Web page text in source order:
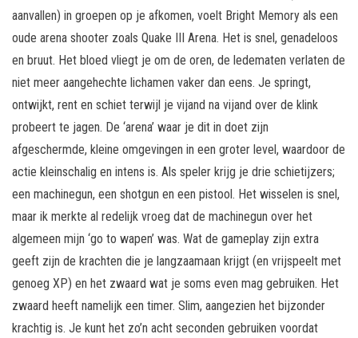
aanvallen) in groepen op je afkomen, voelt Bright Memory als een
oude arena shooter zoals Quake III Arena. Het is snel, genadeloos
en bruut. Het bloed vliegt je om de oren, de ledematen verlaten de
niet meer aangehechte lichamen vaker dan eens. Je springt,
ontwijkt, rent en schiet terwijl je vijand na vijand over de klink
probeert te jagen. De ‘arena’ waar je dit in doet zijn
afgeschermde, kleine omgevingen in een groter level, waardoor de
actie kleinschalig en intens is. Als speler krijg je drie schietijzers;
een machinegun, een shotgun en een pistool. Het wisselen is snel,
maar ik merkte al redelijk vroeg dat de machinegun over het
algemeen mijn ‘go to wapen’ was. Wat de gameplay zijn extra
geeft zijn de krachten die je langzaamaan krijgt (en vrijspeelt met
genoeg XP) en het zwaard wat je soms even mag gebruiken. Het
zwaard heeft namelijk een timer. Slim, aangezien het bijzonder
krachtig is. Je kunt het zo’n acht seconden gebruiken voordat